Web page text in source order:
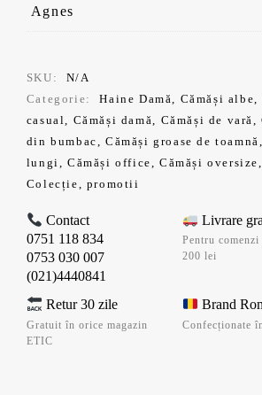
SKU:
N/A
Categorie:
Haine Damă, Cămăși albe,
casual, Cămăși damă, Cămăși de vară,
din bumbac,Cămăși groase de toamnă
lungi,Cămăși office,Cămăși oversize
Colecție, promotii
Contact
0751 118 834
0753 030 007
(021)4440841
Livrare
Pentru
200 lei
Retur 30 zile
Gratuit în orice magazin
ETIC
Brand
Confecționate